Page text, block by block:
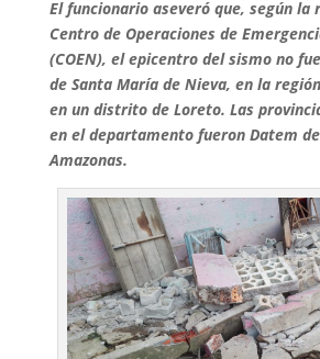
El funcionario aseveró que, según la
Centro de Operaciones de
(COEN), el epicentro del sismo no
de Santa María de Nieva, en la
en un distrito de Loreto. Las
en el departamento fueron Datem
Amazonas.